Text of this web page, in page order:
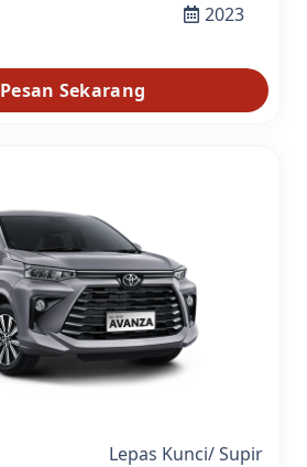
2023
Pesan Sekarang
Lepas Kunci/Supir